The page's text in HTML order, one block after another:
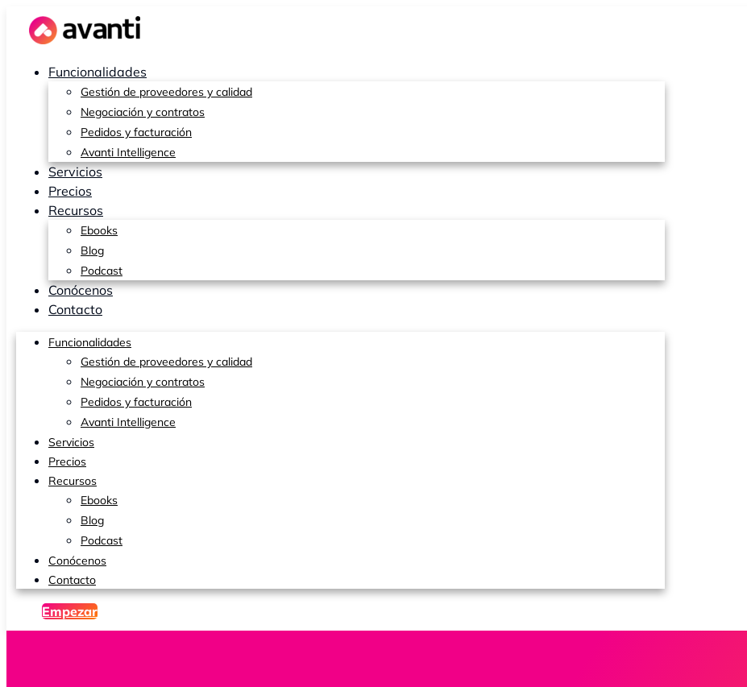
Funcionalidades
Gestión de proveedores y calidad
Negociación y contratos
Pedidos y facturación
Avanti Intelligence
Servicios
Precios
Recursos
Ebooks
Blog
Podcast
Conócenos
Contacto
Funcionalidades
Gestión de proveedores y calidad
Negociación y contratos
Pedidos y facturación
Avanti Intelligence
Servicios
Precios
Recursos
Ebooks
Blog
Podcast
Conócenos
Contacto
Empezar